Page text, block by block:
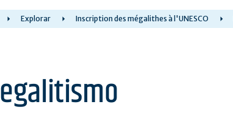
Explorar Inscription des mégalithes à l'UNESCO